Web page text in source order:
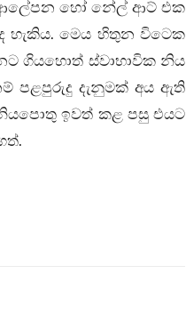
ආලේපන හෝ නේල් ආට් එක
හැකිය. මෙය හිතුන විටෙක
ගියහොත් ස්වාභාවික නිය
පළපුරුදු දැනුමක් අය ඇති
ඉවත් කළ පසු එයට